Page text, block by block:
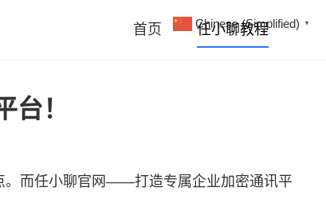
首页 任小聊教程
！
。而任小聊官网——打造专属企业加密通讯平
Chinese (Simplified) ▼